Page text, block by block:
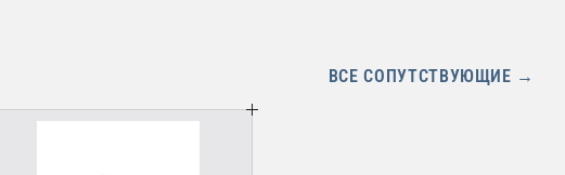
ВСЕ СОПУТСТВУЮЩИЕ →